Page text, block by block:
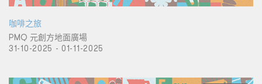
咖啡之旅
PMQ 元創方地面廣場
31-10-2025 - 01-11-2025